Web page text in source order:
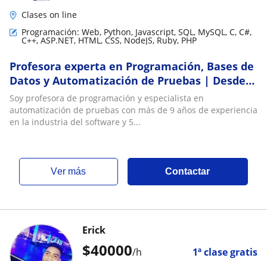
Clases on line
Programación: Web, Python, Javascript, SQL, MySQL, C, C#,
C++, ASP.NET, HTML, CSS, NodeJS, Ruby, PHP
Profesora experta en Programación, Bases de
Datos y Automatización de Pruebas | Desde
cero hasta nivel avanzado
Soy profesora de programación y especialista en
automatización de pruebas con más de 9 años de experiencia
en la industria del software y 5...
ver más Contactar
$40000/h 1ª clase gratis
Erick